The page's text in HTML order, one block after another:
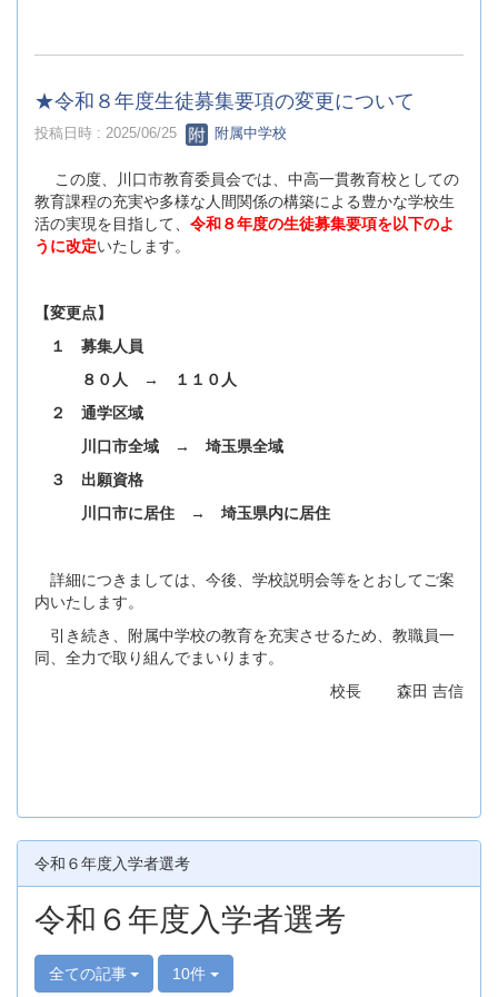
★令和８年度生徒募集要項の変更について
投稿日時 : 2025/06/25 附属中学校
この度、川口市教育委員会では、中高一貫教育校としての
教育課程の充実や多様な人間関係の構築による豊かな学校生
活の実現を目指して、 令和８年度の生徒募集要項を以下のよ
うに改定いたします。
【変更点】
１ 募集人員
８０人 → １１０人
２ 通学区域
川口市全域 → 埼玉県全域
３ 出願資格
川口市に居住 → 埼玉県内に居住
詳細につきましては、今後、学校説明会等をとおしてご案
内いたします。
引き続き、附属中学校の教育を充実させるため、教職員一
同、全力で取り組んでまいります。
校長 森田 吉信
令和６年度入学者選考
令和６年度入学者選考
全ての記事 10件